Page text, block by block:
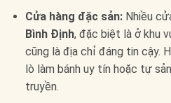
Cửa hàng đặc sản:Nhiều
Bình Định, đặc biệt là ở khu
cũng là địa chỉ đáng tin cậy.
lò làm bánh uy tín hoặc tự
truyền.